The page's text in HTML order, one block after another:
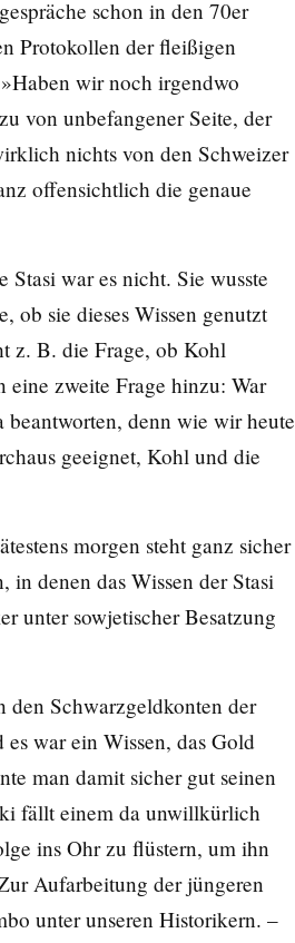
schon in den 70er
Protokollen der fleißigen
wir noch irgendwo
von unbefangener Seite, der
nichts von den Schweizer
offensichtlich die genaue
Stasi war es nicht. Sie wusste
ob sie dieses Wissen genutzt
z. B. die Frage, ob Kohl
eine zweite Frage hinzu: War
beantworten, denn wie wir heute
geeignet, Kohl und die
morgen steht ganz sicher
denen das Wissen der Stasi
unter sowjetischer Besatzung
den Schwarzgeldkonten der
war ein Wissen, das Gold
man damit sicher gut seinen
fällt einem da unwillkürlich
ins Ohr zu flüstern, um ihn
Aufarbeitung der jüngeren
unter unseren Historikern. –